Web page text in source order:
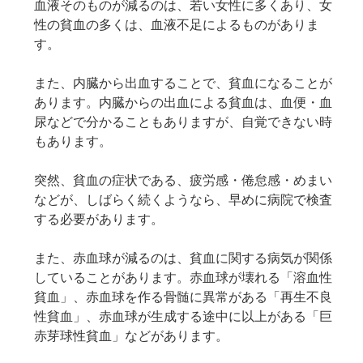
血液そのものが減るのは、若い女性に多くあり、女
性の貧血の多くは、血液不足によるものがありま
す。
また、内臓から出血することで、貧血になることが
あります。内臓からの出血による貧血は、血便・血
尿などで分かることもありますが、自覚できない時
もあります。
突然、貧血の症状である、疲労感・倦怠感・めまい
などが、しばらく続くようなら、早めに病院で検査
する必要があります。
また、赤血球が減るのは、貧血に関する病気が関係
していることがあります。赤血球が壊れる「溶血性
貧血」、赤血球を作る骨髄に異常がある「再生不良
性貧血」、赤血球が生成する途中に以上がある「巨
赤芽球性貧血」などがあります。